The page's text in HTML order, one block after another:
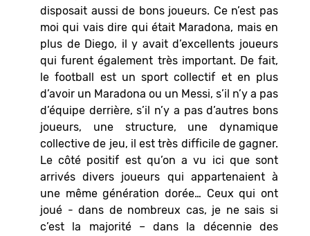
disposait aussi de bons joueurs. Ce n’est pas
moi qui vais dire qui était Maradona, mais en
plus de Diego, il y avait d’excellents joueurs
qui furent également très important. De fait,
le football est un sport collectif et en plus
d’avoir un Maradona ou un Messi, s’il n’y a pas
d’équipe derrière, s’il n’y a pas d’autres bons
joueurs, une structure, une dynamique
collective de jeu, il est très difficile de gagner.
Le côté positif est qu’on a vu ici que sont
arrivés divers joueurs qui appartenaient à
une même génération dorée… Ceux qui ont
joué - dans de nombreux cas, je ne sais si
c’est la majorité – dans la décennie des